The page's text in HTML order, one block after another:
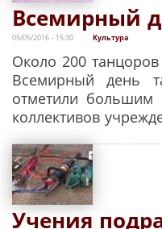
Всемирный
05/05/2016 - 15:30 Культура
Около 200
Всемирный день
отметили большим
коллективов
Учения